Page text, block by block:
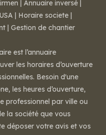
| Annuaire inversé |
| Horaire societe |
| Gestion de chantier
est l’annuaire
les horaires d’ouverture
Besoin d'une
les heures d’ouverture,
professionnel par ville ou
la société que vous
déposer votre avis et vos